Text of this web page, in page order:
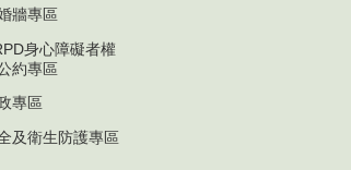
牆專區
身心障礙者權
約專區
專區
及衛生防護專區